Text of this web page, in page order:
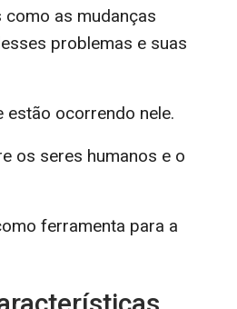
as mudanças
problemas e suas
estão ocorrendo nele.
os seres humanos e o
ferramenta para a